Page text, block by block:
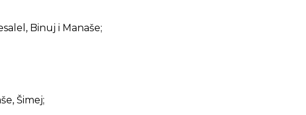
Binuj i Manaše;
Šimej;